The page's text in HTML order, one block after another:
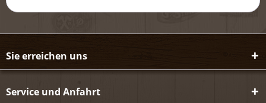
Sie erreichen uns
Service und Anfahrt